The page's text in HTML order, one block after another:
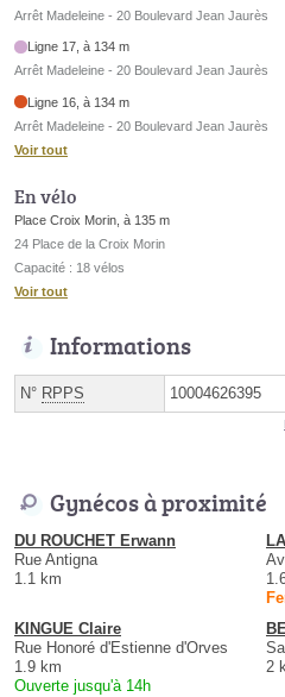
Arrêt Madeleine - 20 Boulevard Jean Jaurès
Ligne 17, à 134 m
Arrêt Madeleine - 20 Boulevard Jean Jaurès
Ligne 16, à 134 m
Arrêt Madeleine - 20 Boulevard Jean Jaurès
Voir tout
En vélo
Place Croix Morin, à 135 m
24 Place de la Croix Morin
Capacité : 18 vélos
Voir tout
Informations
N° RPPS 10004626395
Gynécos à proximité
DU ROUCHET Erwann
Rue Antigna
1.1 km
KINGUE Claire
Rue Honoré d'Estienne d'Orves
1.9 km
Ouverte jusqu'à 14h
2